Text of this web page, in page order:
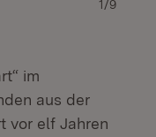
1/9
im
aus der
vor elf Jahren